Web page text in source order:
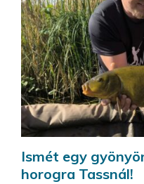
Ismét egy
horogra Tassnál!